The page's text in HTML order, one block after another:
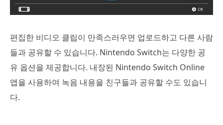
편집한 비디오 클립이 만족스러우면 업로드하고 다른 사람
들과 공유할 수 있습니다. Nintendo Switch는 다양한 공
유 옵션을 제공합니다. 내장된 Nintendo Switch Online
앱을 사용하여 녹음 내용을 친구들과 공유할 수도 있습니
다.